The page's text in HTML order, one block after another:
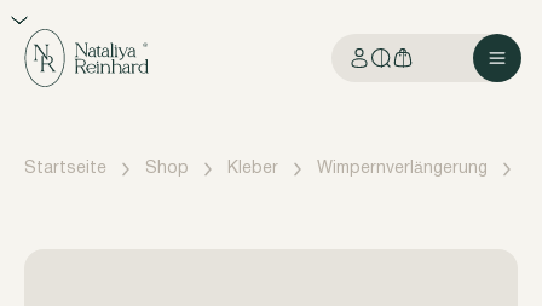
Startseite Shop Kleber Wimpernverlängerung